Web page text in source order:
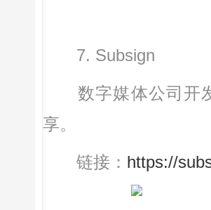
7. Subsign
数字媒体公司开发
享。
链接： https://